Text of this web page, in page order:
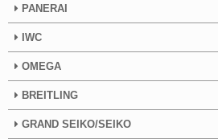
PANERAI
IWC
OMEGA
BREITLING
GRAND SEIKO/SEIKO